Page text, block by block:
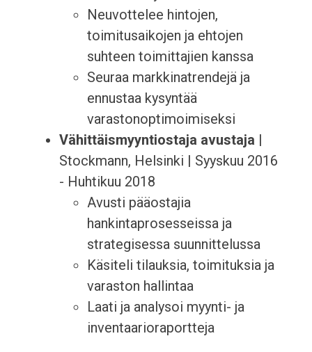
Neuvottelee hintojen,
toimitusaikojen ja ehtojen
suhteen toimittajien kanssa
Seuraa markkinatrendejä ja
ennustaa kysyntää
varastonoptimoimiseksi
Vähittäismyyntiostaja avustaja |
Stockmann, Helsinki | Syyskuu 2016
- Huhtikuu 2018
Avusti pääostajia
hankintaprosesseissa ja
strategisessa suunnittelussa
Käsiteli tilauksia, toimituksia ja
varaston hallintaa
Laati ja analysoi myynti- ja
inventaarioraportteja